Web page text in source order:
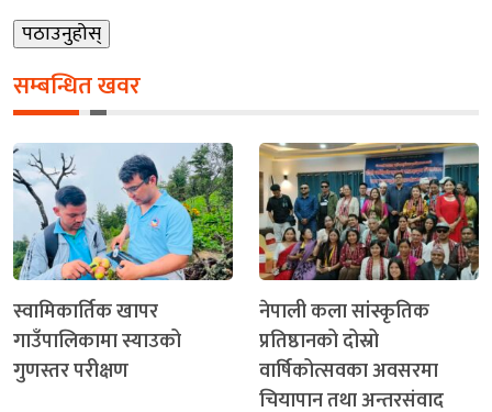
सम्बन्धित खवर
स्वामिकार्तिक खापर
गाउँपालिकामा स्याउको
गुणस्तर परीक्षण
नेपाली कला सांस्कृतिक
प्रतिष्ठानको दोस्रो
वार्षिकोत्सवका अवसरमा
चियापान तथा अन्तरसंवाद